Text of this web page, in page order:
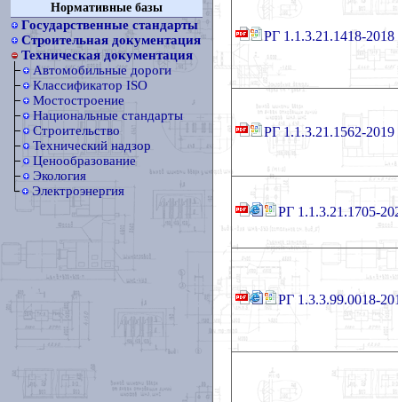
Нормативные базы
Государственные стандарты
Строительная документация
Техническая документация
Автомобильные дороги
Классификатор ISO
Мостостроение
Национальные стандарты
Строительство
Технический надзор
Ценообразование
Экология
Электроэнергия
РГ 1.1.3.21.1418-2018
РГ 1.1.3.21.1562-2019
РГ 1.1.3.21.1705-
РГ 1.3.3.99.0018-